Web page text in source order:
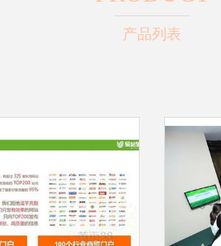
产品列表